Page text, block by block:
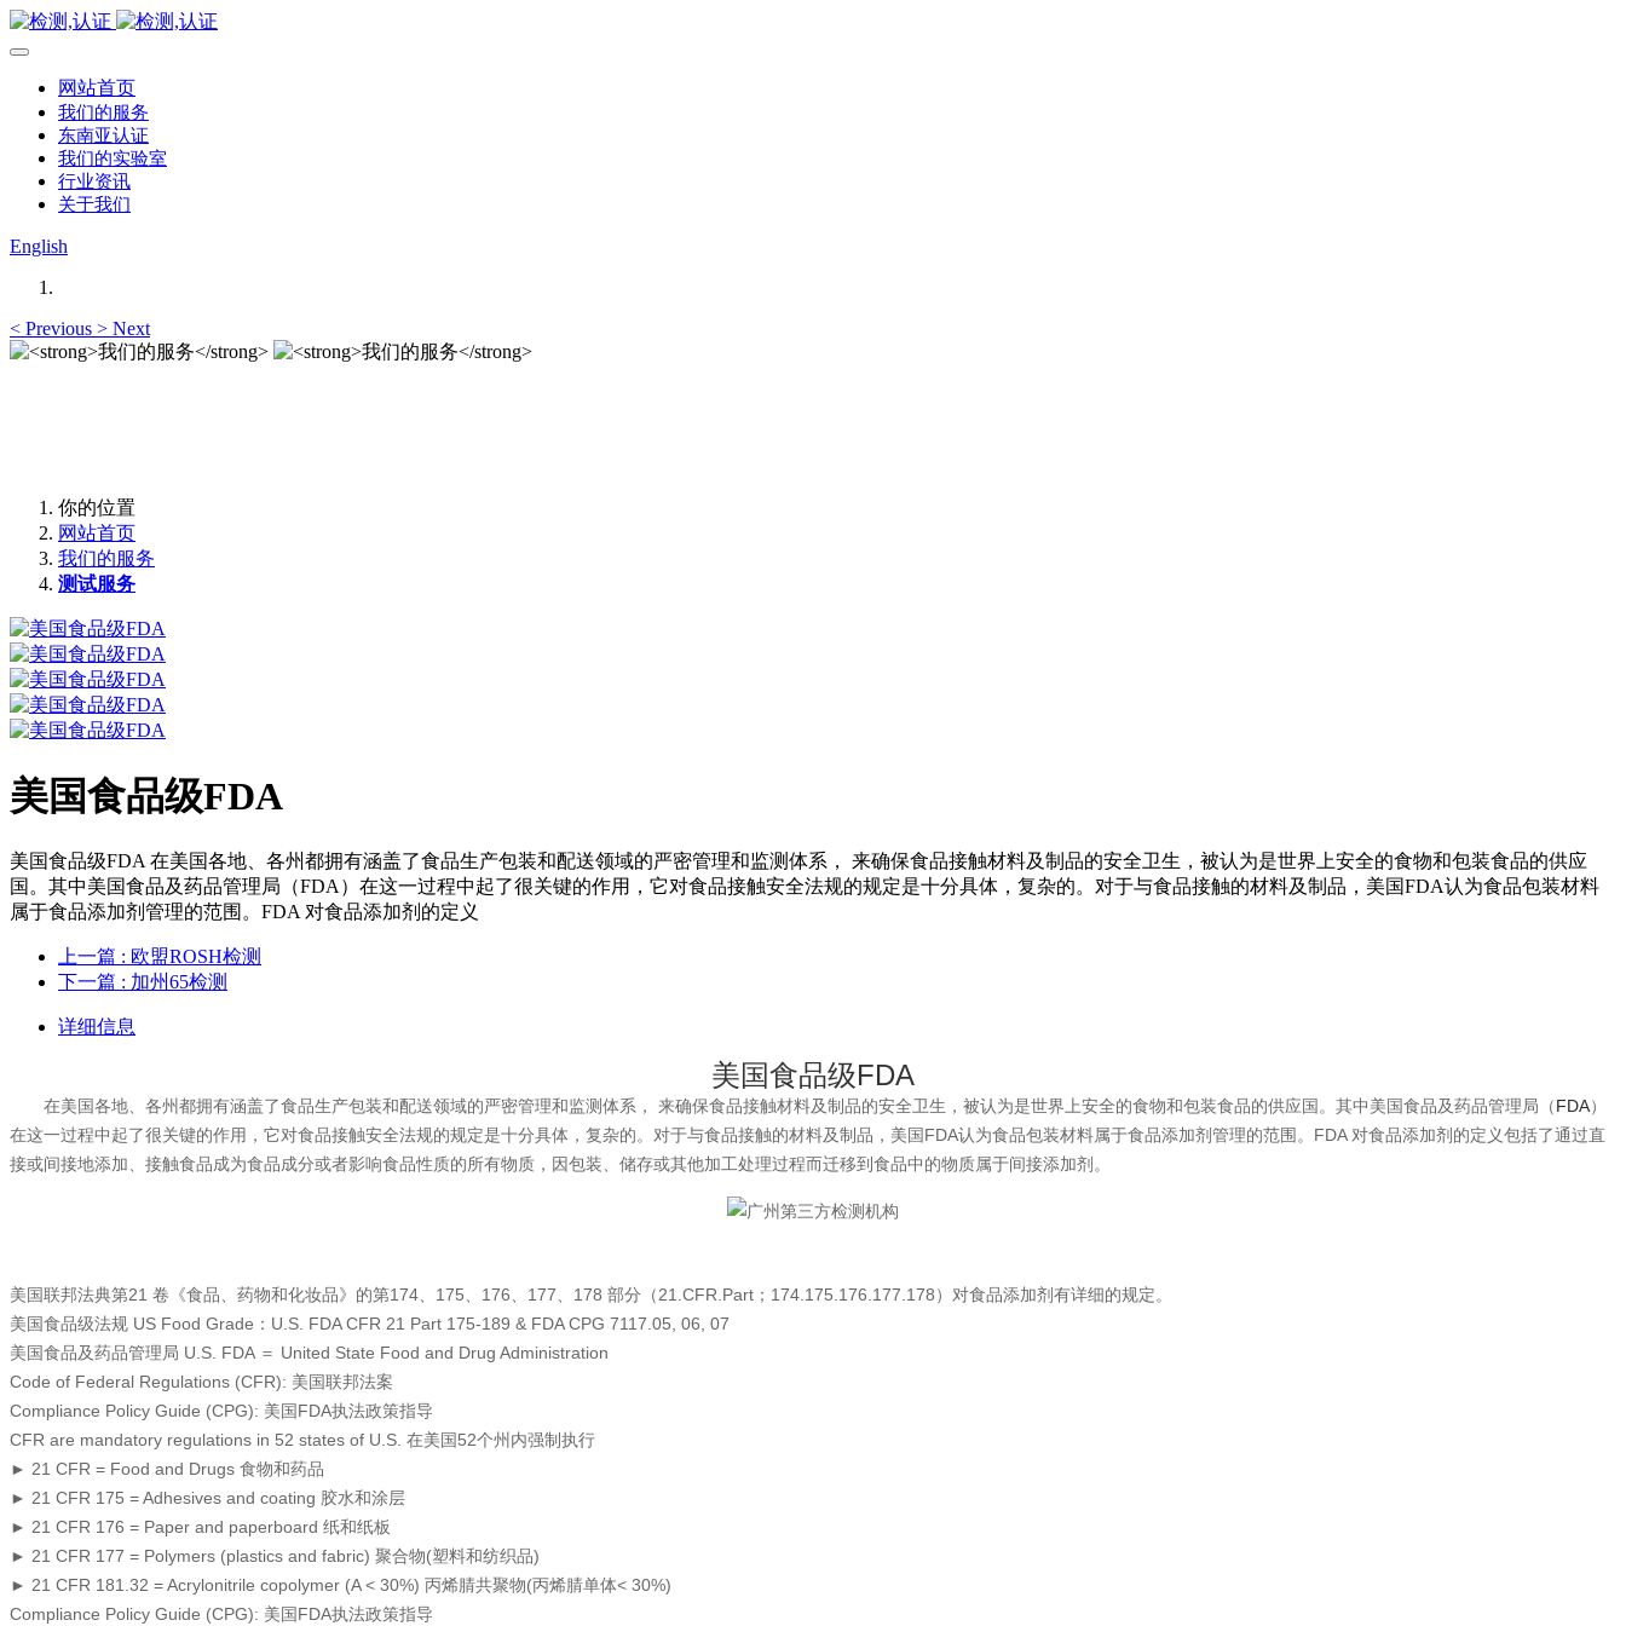
网站首页
我们的服务
东南亚认证
我们的实验室
行业资讯
关于我们
English
< Previous > Next
你的位置
网站首页
我们的服务
测试服务
美国食品级FDA
美国食品级FDA 在美国各地、各州都拥有涵盖了食品生产包装和配送领域的严密管理和监测体系， 来确保食品接触材料及制品的安全卫生，被认为是世界上安全的食物和包装食品的供应
国。其中美国食品及药品管理局（FDA）在这一过程中起了很关键的作用，它对食品接触安全法规的规定是十分具体，复杂的。对于与食品接触的材料及制品，美国FDA认为食品包装材料
属于食品添加剂管理的范围。FDA 对食品添加剂的定义
上一篇 : 欧盟ROSH检测
下一篇 : 加州65检测
详细信息
美国食品级FDA
在美国各地、各州都拥有涵盖了食品生产包装和配送领域的严密管理和监测体系， 来确保食品接触材料及制品的安全卫生，被认为是世界上安全的食物和包装食品的供应国。其中美国食品及药品管理局（FDA）
在这一过程中起了很关键的作用，它对食品接触安全法规的规定是十分具体，复杂的。对于与食品接触的材料及制品，美国FDA认为食品包装材料属于食品添加剂管理的范围。FDA 对食品添加剂的定义包括了通过直
接或间接地添加、接触食品成为食品成分或者影响食品性质的所有物质，因包装、储存或其他加工处理过程而迁移到食品中的物质属于间接添加剂。
美国联邦法典第21 卷《食品、药物和化妆品》的第174、175、176、177、178 部分（21.CFR.Part；174.175.176.177.178）对食品添加剂有详细的规定。
美国食品级法规 US Food Grade：U.S. FDA CFR 21 Part 175-189 & FDA CPG 7117.05, 06, 07
美国食品及药品管理局 U.S. FDA ＝ United State Food and Drug Administration
Code of Federal Regulations (CFR): 美国联邦法案
Compliance Policy Guide (CPG): 美国FDA执法政策指导
CFR are mandatory regulations in 52 states of U.S. 在美国52个州内强制执行
► 21 CFR = Food and Drugs 食物和药品
► 21 CFR 175 = Adhesives and coating 胶水和涂层
► 21 CFR 176 = Paper and paperboard 纸和纸板
► 21 CFR 177 = Polymers (plastics and fabric) 聚合物(塑料和纺织品)
► 21 CFR 181.32 = Acrylonitrile copolymer (A < 30%) 丙烯腈共聚物(丙烯腈单体< 30%)
Compliance Policy Guide (CPG): 美国FDA执法政策指导